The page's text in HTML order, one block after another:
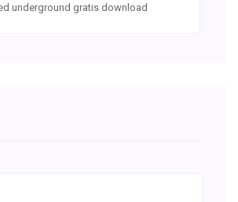
underground gratis download